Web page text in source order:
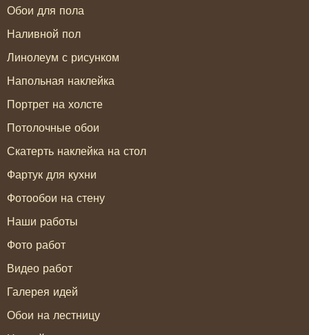
Обои для пола
Наливной пол
Линолеум с рисунком
Напольная наклейка
Портрет на холсте
Потолочные обои
Скатерть наклейка на стол
Фартук для кухни
Фотообои на стену
Наши работы
Фото работ
Видео работ
Галерея идей
Обои на лестницу